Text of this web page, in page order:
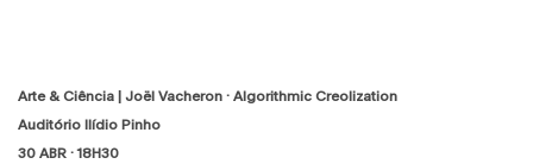
Arte & Ciência | Joël Vacheron · Algorithmic Creolization
Auditório Ilídio Pinho
30 ABR · 18H30